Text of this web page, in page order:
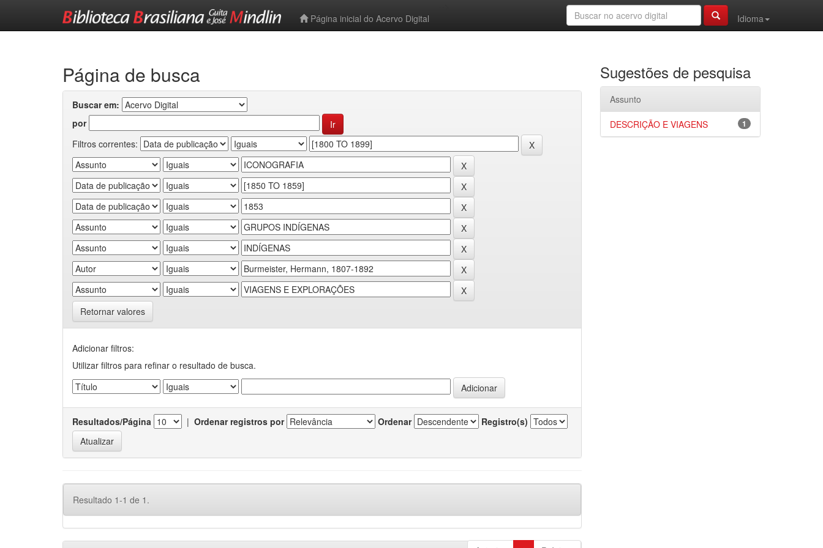
Página inicial do Acervo Digital
Idioma
Página de busca
Buscar em:
por
Filtros correntes:
Retornar valores
Adicionar filtros:
Utilizar filtros para refinar o resultado de busca.
Resultados/Página | Ordenar registros por Ordenar Registro(s)
Resultado 1-1 de 1.
Sugestões de pesquisa
Assunto
1
DESCRIÇÃO E VIAGENS